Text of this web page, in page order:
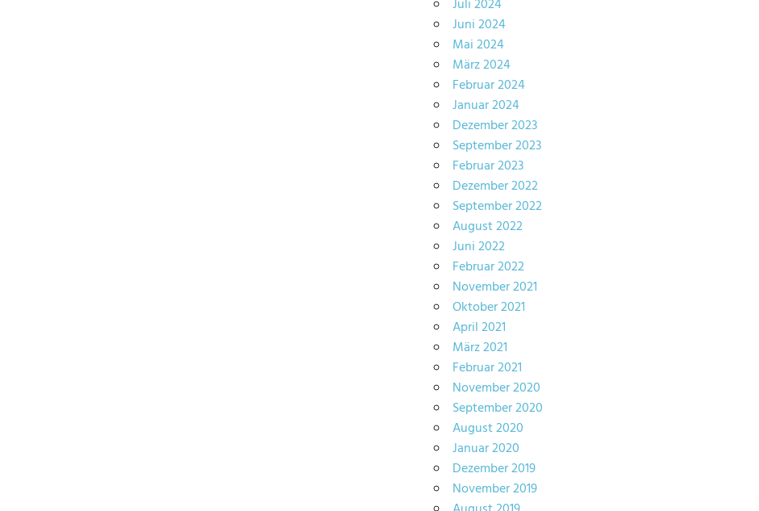
Juli 2024
Juni 2024
Mai 2024
März 2024
Februar 2024
Januar 2024
Dezember 2023
September 2023
Februar 2023
Dezember 2022
September 2022
August 2022
Juni 2022
Februar 2022
November 2021
Oktober 2021
April 2021
März 2021
Februar 2021
November 2020
September 2020
August 2020
Januar 2020
Dezember 2019
November 2019